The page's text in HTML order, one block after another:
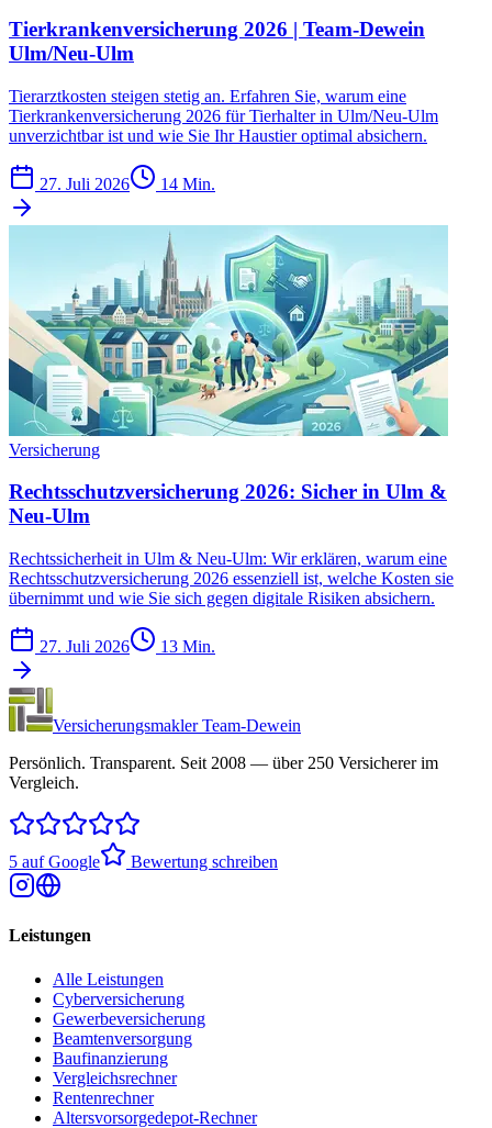
Tierkrankenversicherung 2026 | Team-Dewein
Ulm/Neu-Ulm
Tierarztkosten steigen stetig an. Erfahren Sie, warum eine
Tierkrankenversicherung 2026 für Tierhalter in Ulm/Neu-Ulm
unverzichtbar ist und wie Sie Ihr Haustier optimal absichern.
27. Juli 2026 14 Min.
Versicherung
Rechtsschutzversicherung 2026: Sicher in Ulm &
Neu-Ulm
Rechtssicherheit in Ulm & Neu-Ulm: Wir erklären, warum eine
Rechtsschutzversicherung 2026 essenziell ist, welche Kosten sie
übernimmt und wie Sie sich gegen digitale Risiken absichern.
27. Juli 2026 13 Min.
Versicherungsmakler Team-Dewein
Persönlich. Transparent. Seit 2008 — über 250 Versicherer im
Vergleich.
5 auf Google Bewertung schreiben
Leistungen
Alle Leistungen
Cyberversicherung
Gewerbeversicherung
Beamtenversorgung
Baufinanzierung
Vergleichsrechner
Rentenrechner
Altersvorsorgedepot-Rechner